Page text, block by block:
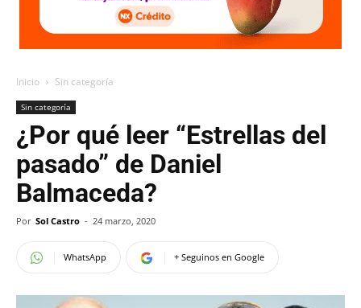
Inicio Sin categoría
Sin categoría
¿Por qué leer “Estrellas del
pasado” de Daniel
Balmaceda?
Por Sol Castro - 24 marzo, 2020
WhatsApp + Seguinos en Google